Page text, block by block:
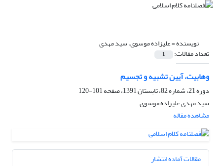
نویسنده =علیزاده موسوی، سید مهدی
تعداد مقالات: 1
وهابیت، آیین تشبیه و تجسیم
دوره 21، شماره 82، تابستان 1391، صفحه
101-120
سید مهدی علیزاده موسوی
مشاهده مقاله
مقالات آماده انتشار